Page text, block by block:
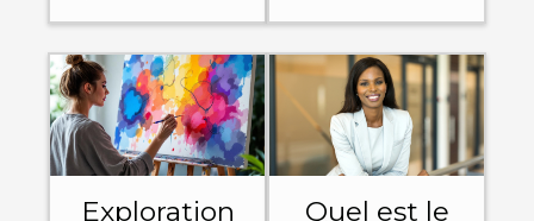
Exploration
Quel est le